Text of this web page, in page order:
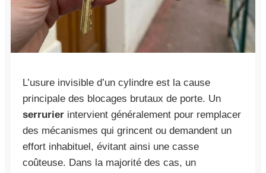
L’usure invisible d’un cylindre est la cause
principale des blocages brutaux de porte. Un
serrurier intervient généralement pour remplacer
des mécanismes qui grincent ou demandent un
effort inhabituel, évitant ainsi une casse
coûteuse. Dans la majorité des cas, un